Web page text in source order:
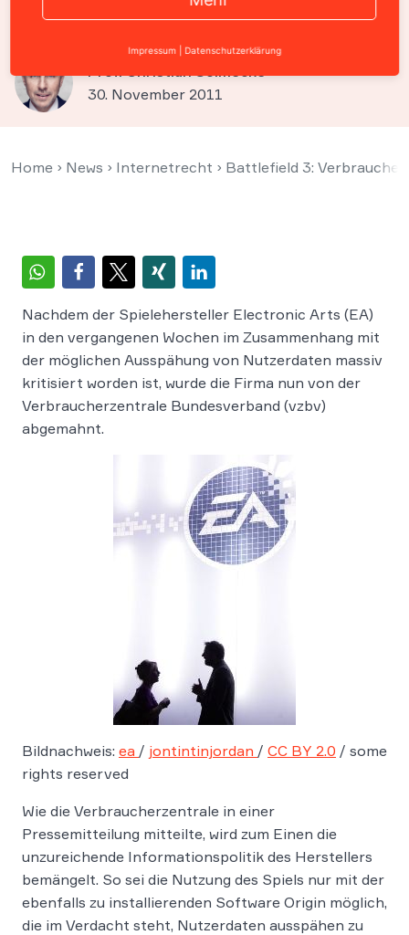
Bundesverband mahnt EA ab
Prof. Christian Solmecke
30. November 2011
Home › News › Internetrecht › Battlefield 3:
Nachdem der Spielehersteller Electronic Arts (EA)
in den vergangenen Wochen im Zusammenhang mit
der möglichen Ausspähung von Nutzerdaten massiv
kritisiert worden ist, wurde die Firma nun von der
Verbraucherzentrale Bundesverband (vzbv)
abgemahnt.
Bildnachweis: ea / jontintinjordan / CC BY 2.0 / some
rights reserved
Wie die Verbraucherzentrale in einer
Pressemitteilung mitteilte, wird zum Einen die
unzureichende Informationspolitik des Herstellers
bemängelt. So sei die Nutzung des Spiels nur mit der
ebenfalls zu installierenden Software Origin möglich,
die im Verdacht steht, Nutzerdaten ausspähen zu
Impressum Datenschutzerklärung